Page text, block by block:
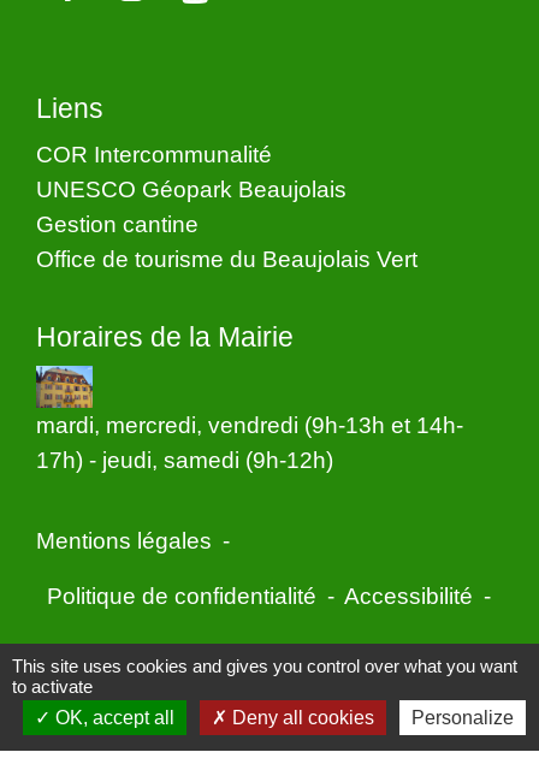
Liens
COR Intercommunalité
UNESCO Géopark Beaujolais
Gestion cantine
Office de tourisme du Beaujolais Vert
Horaires de la Mairie
mardi, mercredi, vendredi (9h-13h et 14h-
17h) - jeudi, samedi (9h-12h)
Mentions légales -
Politique de confidentialité - Accessibilité -
Application mobile Localiti - Plan du site -
Gestion des cookies
This site uses cookies and gives you control over what you want
to activate
OK, accept all
Deny all cookies Personalize